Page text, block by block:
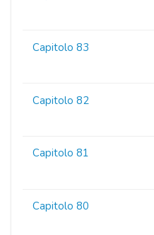
Capitolo 83
Capitolo 82
Capitolo 81
Capitolo 80